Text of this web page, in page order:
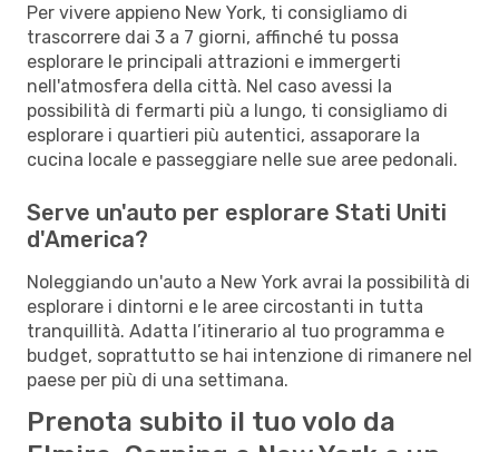
Per vivere appieno New York, ti consigliamo di
trascorrere dai 3 a 7 giorni, affinché tu possa
esplorare le principali attrazioni e immergerti
nell'atmosfera della città. Nel caso avessi la
possibilità di fermarti più a lungo, ti consigliamo di
esplorare i quartieri più autentici, assaporare la
cucina locale e passeggiare nelle sue aree pedonali.
Serve un'auto per esplorare Stati Uniti
d'America?
Noleggiando un'auto a New York avrai la possibilità di
esplorare i dintorni e le aree circostanti in tutta
tranquillità. Adatta l’itinerario al tuo programma e
budget, soprattutto se hai intenzione di rimanere nel
paese per più di una settimana.
Prenota subito il tuo volo da